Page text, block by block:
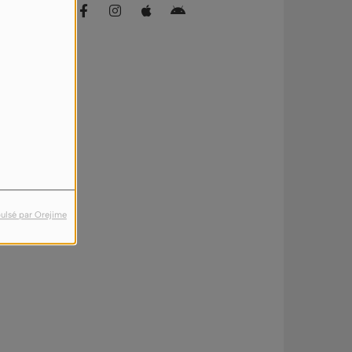
par Orejime